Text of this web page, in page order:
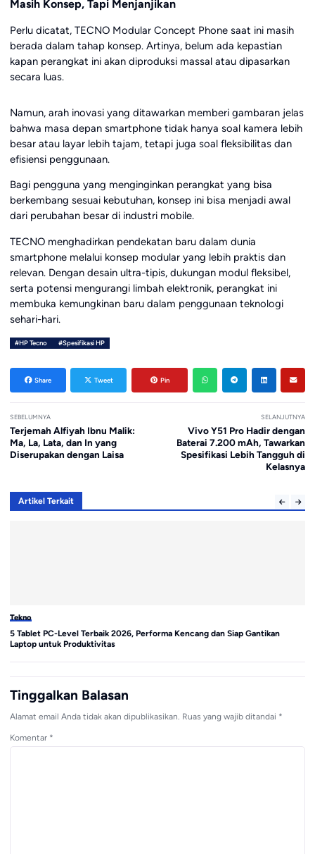
Masih Konsep, Tapi Menjanjikan
Perlu dicatat, TECNO Modular Concept Phone saat ini masih
berada dalam tahap konsep. Artinya, belum ada kepastian
kapan perangkat ini akan diproduksi massal atau dipasarkan
secara luas.
Namun, arah inovasi yang ditawarkan memberi gambaran jelas
bahwa masa depan smartphone tidak hanya soal kamera lebih
besar atau layar lebih tajam, tetapi juga soal fleksibilitas dan
efisiensi penggunaan.
Bagi pengguna yang menginginkan perangkat yang bisa
berkembang sesuai kebutuhan, konsep ini bisa menjadi awal
dari perubahan besar di industri mobile.
TECNO menghadirkan pendekatan baru dalam dunia
smartphone melalui konsep modular yang lebih praktis dan
relevan. Dengan desain ultra-tipis, dukungan modul fleksibel,
serta potensi mengurangi limbah elektronik, perangkat ini
membuka kemungkinan baru dalam penggunaan teknologi
sehari-hari.
#HP Tecno #Spesifikasi HP
Share Tweet Pin
SEBELUMNYA
Terjemah Alfiyah Ibnu Malik:
Ma, La, Lata, dan In yang
Diserupakan dengan Laisa
SELANJUTNYA
Vivo Y51 Pro Hadir dengan
Baterai 7.200 mAh, Tawarkan
Spesifikasi Lebih Tangguh di
Kelasnya
Artikel Terkait
Tekno
5 Tablet PC-Level Terbaik 2026, Performa Kencang dan Siap Gantikan
Laptop untuk Produktivitas
Tinggalkan Balasan
Alamat email Anda tidak akan dipublikasikan. Ruas yang wajib ditandai *
Komentar *